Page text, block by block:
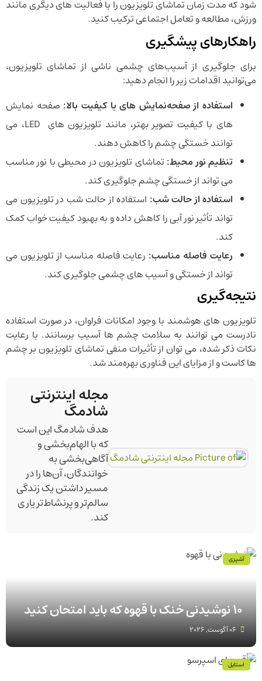
‌شود که مدت زمان تماشای تلویزیون را با فعالیت ‌های دیگری مانند
ورزش، مطالعه و تعامل اجتماعی ترکیب کنید.
راهکارهای پیشگیری
برای جلوگیری از آسیب‌های چشمی ناشی از تماشای تلویزیون،
می‌توانید اقدامات زیر را انجام دهید:
استفاده از صفحه‌نمایش ‌های با کیفیت بالا: صفحه ‌نمایش
‌های با کیفیت تصویر بهتر، مانند تلویزیون ‌های LED، می‌
توانند خستگی چشم را کاهش دهند.
تنظیم نور محیط: تماشای تلویزیون در محیطی با نور مناسب
می ‌تواند از خستگی چشم جلوگیری کند.
استفاده از حالت شب: استفاده از حالت شب در تلویزیون می
‌تواند تأثیر نور آبی را کاهش داده و به بهبود کیفیت خواب کمک
کند.
رعایت فاصله مناسب: رعایت فاصله مناسب از تلویزیون می
‌تواند از خستگی و آسیب‌ های چشمی جلوگیری کند.
نتیجه‌گیری
تلویزیون ‌های هوشمند با وجود امکانات فراوان، در صورت استفاده
نادرست می ‌توانند به سلامت چشم ‌ها آسیب برسانند. با رعایت
نکات ذکر شده، می‌ توان از تأثیرات منفی تماشای تلویزیون بر چشم‌
ها کاست و از مزایای این فناوری بهره‌مند شد.
مجله اینترنتی
شادمگ
هدف شادمگ این است
که با الهام‌بخشی و
آگاهی‌بخشی به
خوانندگان، آن‌ها را در
مسیر داشتن یک زندگی
سالم‌تر و پرنشاط‌تر یاری
کند.
۱۰ نوشیدنی خنک با قهوه که باید امتحان کنید
06 آگوست, 2026
آشپزی
استایل